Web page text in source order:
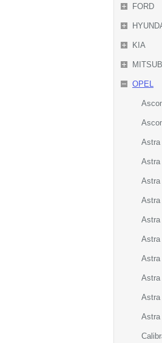
FORD
KIA
OPEL
Astra
Astra
Astra
Astra
Astra
Astra
Astra
Astra
Astra
Astra